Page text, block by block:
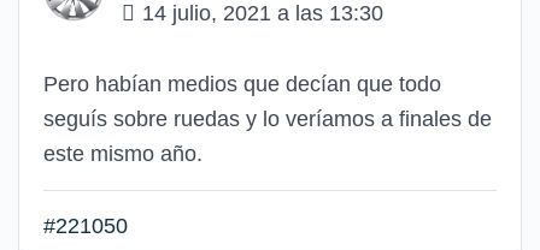
14 julio, 2021 a las 13:30
Pero habían medios que decían que todo
seguís sobre ruedas y lo veríamos a finales de
este mismo año.
#221050